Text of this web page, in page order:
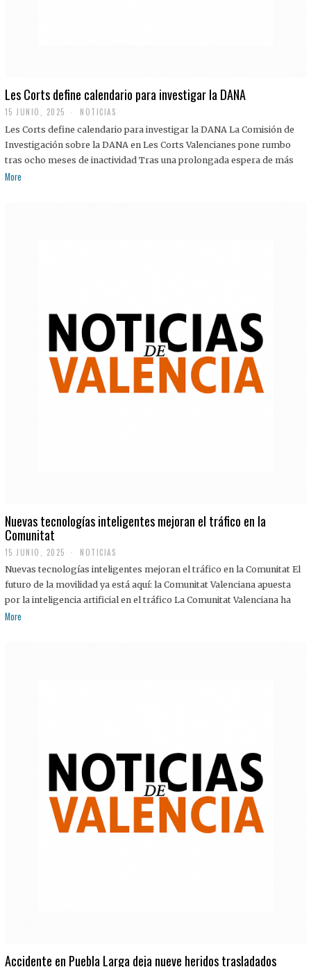
Les Corts define calendario para investigar la DANA
15 JUNIO, 2025 NOTICIAS
Les Corts define calendario para investigar la DANA La Comisión de
Investigación sobre la DANA en Les Corts Valencianes pone rumbo
tras ocho meses de inactividad Tras una prolongada espera de más
More
Nuevas tecnologías inteligentes mejoran el tráfico en la
Comunitat
15 JUNIO, 2025 NOTICIAS
Nuevas tecnologías inteligentes mejoran el tráfico en la Comunitat El
futuro de la movilidad ya está aquí: la Comunitat Valenciana apuesta
por la inteligencia artificial en el tráfico La Comunitat Valenciana ha
More
Accidente en Puebla Larga deja nueve heridos trasladados